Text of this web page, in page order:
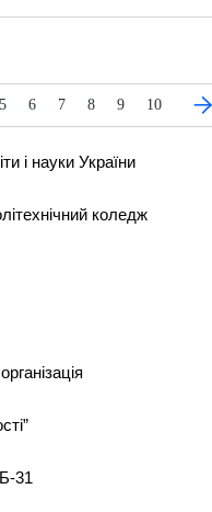
5 6 7 8 9 10
і науки України
коледж
31